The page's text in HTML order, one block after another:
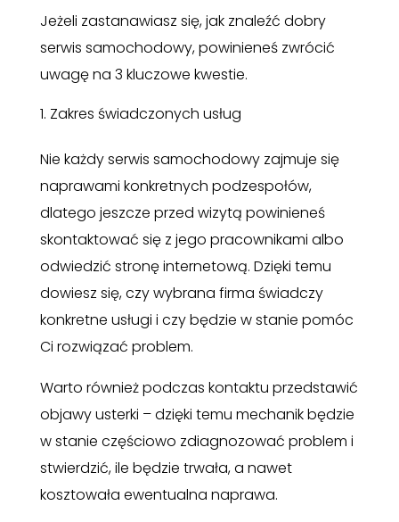
Jeżeli zastanawiasz się, jak znaleźć dobry
serwis samochodowy, powinieneś zwrócić
uwagę na 3 kluczowe kwestie.
Zakres świadczonych usług
Nie każdy serwis samochodowy zajmuje się
naprawami konkretnych podzespołów,
dlatego jeszcze przed wizytą powinieneś
skontaktować się z jego pracownikami albo
odwiedzić stronę internetową. Dzięki temu
dowiesz się, czy wybrana firma świadczy
konkretne usługi i czy będzie w stanie pomóc
Ci rozwiązać problem.
Warto również podczas kontaktu przedstawić
objawy usterki – dzięki temu mechanik będzie
w stanie częściowo zdiagnozować problem i
stwierdzić, ile będzie trwała, a nawet
kosztowała ewentualna naprawa.